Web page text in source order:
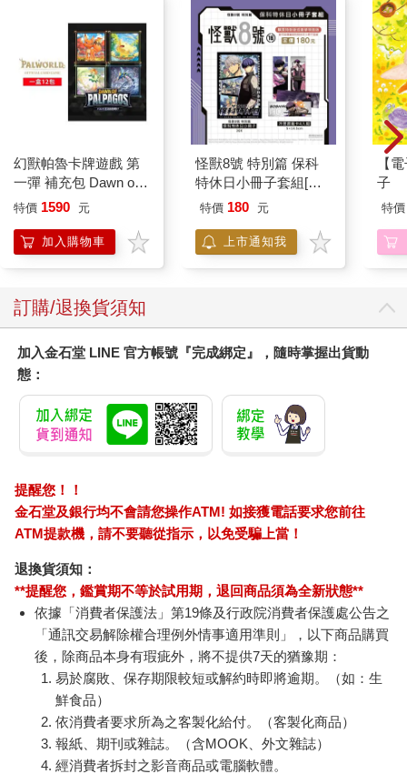
幻獸帕魯卡牌遊戲 第
一彈 補充包 Dawn of
Palpagos（日文版一
特價 1590 元
加入購物車
怪獸8號 特別篇 保科
特休日小冊子套組[限
加購]
特價 180 元
上市通知我
【
子
特價
訂購/退換貨須知
加入金石堂 LINE 官方帳號『完成綁定』，隨時掌握出貨動
態：
提醒您！！
金石堂及銀行均不會請您操作ATM! 如接獲電話要求您前往
ATM提款機，請不要聽從指示，以免受騙上當！
退換貨須知：
**提醒您，鑑賞期不等於試用期，退回商品須為全新狀態**
依據「消費者保護法」第19條及行政院消費者保護處公告之
「通訊交易解除權合理例外情事適用準則」，以下商品購買
後，除商品本身有瑕疵外，將不提供7天的猶豫期：
易於腐敗、保存期限較短或解約時即將逾期。（如：生
鮮食品）
依消費者要求所為之客製化給付。（客製化商品）
報紙、期刊或雜誌。（含MOOK、外文雜誌）
經消費者拆封之影音商品或電腦軟體。